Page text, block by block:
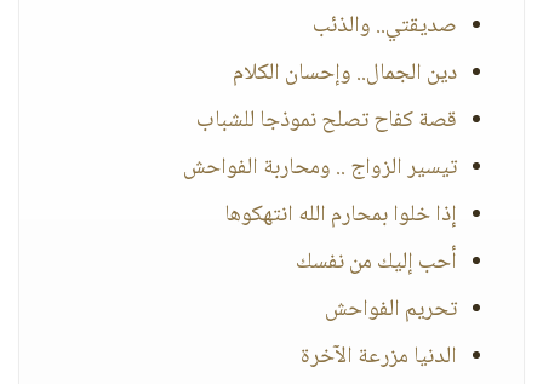
صديقتي.. والذئب
دين الجمال.. وإحسان الكلام
قصة كفاح تصلح نموذجا للشباب
تيسير الزواج .. ومحاربة الفواحش
إذا خلوا بمحارم الله انتهكوها
أحب إليك من نفسك
تحريم الفواحش
الدنيا مزرعة الآخرة